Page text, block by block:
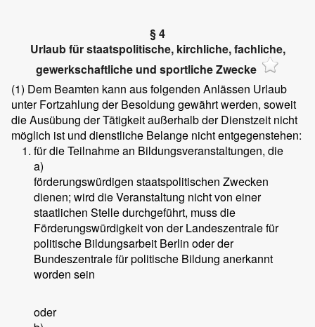
§ 4
Urlaub für staatspolitische, kirchliche, fachliche,
gewerkschaftliche und sportliche Zwecke
(1) Dem Beamten kann aus folgenden Anlässen Urlaub
unter Fortzahlung der Besoldung gewährt werden, soweit
die Ausübung der Tätigkeit außerhalb der Dienstzeit nicht
möglich ist und dienstliche Belange nicht entgegenstehen:
für die Teilnahme an Bildungsveranstaltungen, die
a)
förderungswürdigen staatspolitischen Zwecken
dienen; wird die Veranstaltung nicht von einer
staatlichen Stelle durchgeführt, muss die
Förderungswürdigkeit von der Landeszentrale für
politische Bildungsarbeit Berlin oder der
Bundeszentrale für politische Bildung anerkannt
worden sein
oder